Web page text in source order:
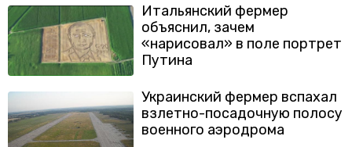
Итальянский фермер
объяснил, зачем
«нарисовал» в поле портрет
Путина
Украинский фермер вспахал
взлетно-посадочную полосу
военного аэродрома